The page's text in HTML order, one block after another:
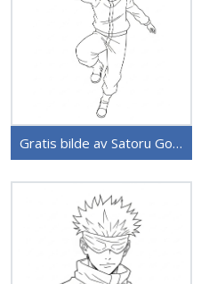
Gratis bilde av Satoru Gojo